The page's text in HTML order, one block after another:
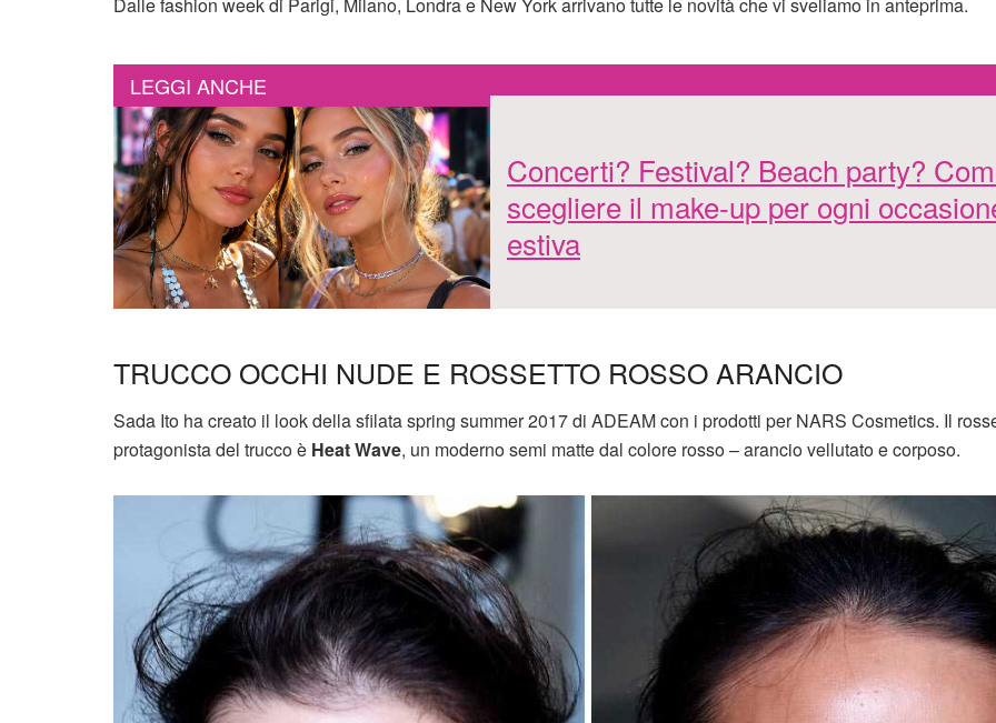
LEGGI ANCHE
Concerti? Festival? Beach party?
scegliere il make-up per ogni
estiva
TRUCCO OCCHI NUDE E ROSSETTO ROSSO ARANCIO
Sada Ito ha creato il look della sfilata spring summer 2017 di ADEAM con i prodotti per NARS Cosmetics. Il
protagonista del trucco è Heat Wave, un moderno semi matte dal colore rosso – arancio vellutato e corposo.